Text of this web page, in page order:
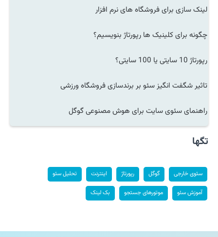
لینک سازی برای فروشگاه های نرم افزار
چگونه برای کلینیک ها رپورتاژ بنویسیم؟
رپورتاژ 10 سایتی یا 100 سایتی؟
تاثیر شگفت انگیز سئو بر برندسازی فروشگاه ورزشی
راهنمای سئوی سایت برای هوش مصنوعی گوگل
تگها
سئوی خارجی گوگل رپورتاژ اینترنت تحلیل سئو
آموزش سئو موتورهای جستجو بک لینک